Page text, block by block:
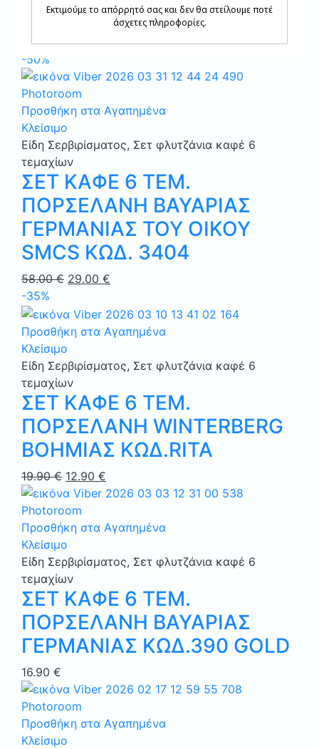
25.00€
Σχετικά προϊόντα
-50%
Προσθήκη στα Αγαπημένα
Κλείσιμο
Είδη Σερβιρίσματος, Σετ φλυτζάνια καφέ 6
τεμαχίων
ΣΕΤ ΚΑΦΕ 6 ΤΕΜ.
ΠΟΡΣΕΛΑΝΗ ΒΑΥΑΡΙΑΣ
ΓΕΡΜΑΝΙΑΣ ΤΟΥ ΟΙΚΟΥ
SMCS ΚΩΔ. 3404
58.00€ Original
was:
58.00 €.
29.00 €
τιμή
είναι:
-35%
Προσθήκη στα Αγαπημένα
Κλείσιμο
Είδη Σερβιρίσματος, Σετ φλυτζάνια καφέ 6
τεμαχίων
ΣΕΤ ΚΑΦΕ 6 ΤΕΜ.
ΠΟΡΣΕΛΑΝΗ WINTERBERG
ΒΟΗΜΙΑΣ ΚΩΔ.RITA
19.90€ Original
price
was:
19.90 €.
12.90 €
τρέχουσα
είναι:
Προσθήκη στα Αγαπημένα
Κλείσιμο
Είδη Σερβιρίσματος, Σετ φλυτζάνια καφέ 6
τεμαχίων
ΣΕΤ ΚΑΦΕ 6 ΤΕΜ.
ΠΟΡΣΕΛΑΝΗ ΒΑΥΑΡΙΑΣ
ΓΕΡΜΑΝΙΑΣ ΚΩΔ.390 GOLD
16.90 €
Προσθήκη στα Αγαπημένα
Κλείσιμο